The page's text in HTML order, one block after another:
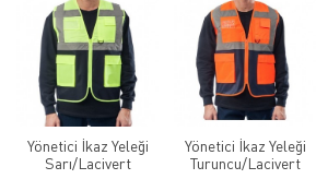
Yönetici İkaz Yeleği
Sarı/Lacivert
Yönetici İkaz Yeleği
Turuncu/Lacivert